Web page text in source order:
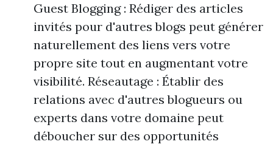
Guest Blogging : Rédiger des articles
invités pour d'autres blogs peut générer
naturellement des liens vers votre
propre site tout en augmentant votre
visibilité. Réseautage : Établir des
relations avec d'autres blogueurs ou
experts dans votre domaine peut
déboucher sur des opportunités